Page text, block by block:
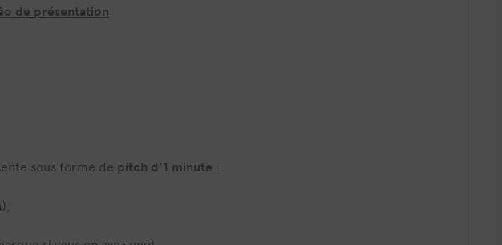
de présentation
sous forme de pitch d’1 minute :